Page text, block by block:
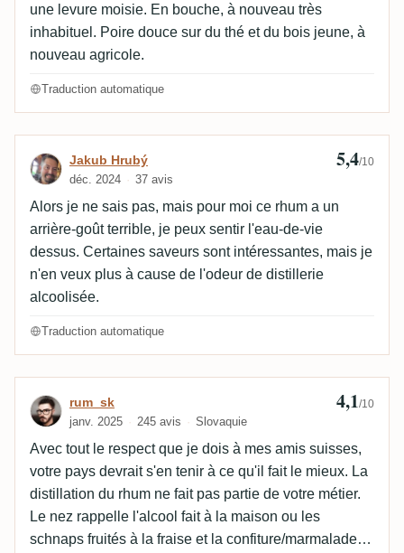
Süße, ergänzt durch gelbe Früchte und Birne. Am
Gaumen bietet er eine Harmonie aus Süße, Würze
und fruchtigen Aromen, insbesondere Pfirsich, mit
Würze. Dieser Rum spricht Liebhaber ausgewogener
une levure moisie. En bouche, à nouveau très
inhabituel. Poire douce sur du thé et du bois jeune, à
nouveau agricole.
Traduction automatique
Avis de Jakub Hrubý
Jakub Hrubý
déc. 2024 37 avis
5,4/10
Alors je ne sais pas, mais pour moi ce rhum a un
arrière-goût terrible, je peux sentir l'eau-de-vie
dessus. Certaines saveurs sont intéressantes, mais je
n'en veux plus à cause de l'odeur de distillerie
alcoolisée.
Traduction automatique
Avis de rum_sk
rum_sk
janv. 2025 245 avis Slovaquie
4,1/10
Avec tout le respect que je dois à mes amis suisses,
votre pays devrait s'en tenir à ce qu'il fait le mieux. La
distillation du rhum ne fait pas partie de votre métier.
Le nez rappelle l'alcool fait à la maison ou les
schnaps fruités à la fraise et la confiture/marmalade à